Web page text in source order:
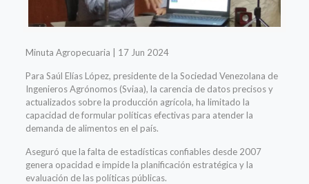
Minuta Agropecuaria | 17 Jun 2024
Para Saúl Elías López, presidente de la Sociedad Venezolana de
Ingenieros Agrónomos (Sviaa), la carencia de datos precisos y
actualizados sobre la producción agrícola, ha limitado la
capacidad de formular políticas efectivas para atender la
demanda de alimentos en el país.
Aseguró que la falta de estadísticas confiables desde 2007
genera opacidad e impide la planificación estratégica y la
evaluación de las políticas públicas.